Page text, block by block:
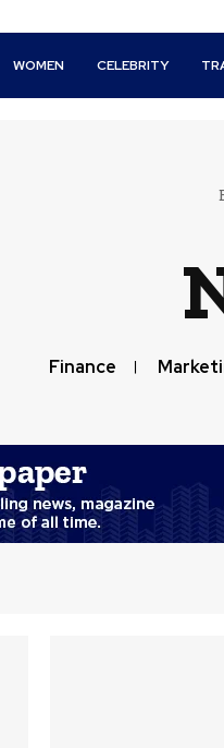
WOMEN CELEBRITY
Finance